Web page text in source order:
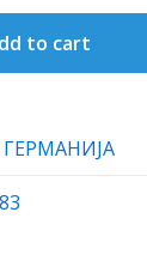
to cart